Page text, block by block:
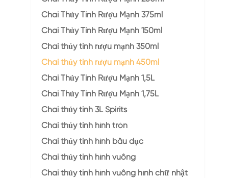
Chai Thủy Tinh Rượu Mạnh 375ml
Chai Thủy Tinh Rượu Mạnh 150ml
Chai thủy tinh rượu mạnh 350ml
Chai thủy tinh rượu mạnh 450ml
Chai Thủy Tinh Rượu Mạnh 1,5L
Chai Thủy Tinh Rượu Mạnh 1,75L
Chai thủy tinh 3L Spirits
Chai thủy tinh hình tròn
Chai thủy tinh hình bầu dục
Chai thủy tinh hình vuông
Chai thủy tinh hình vuông hình chữ nhật